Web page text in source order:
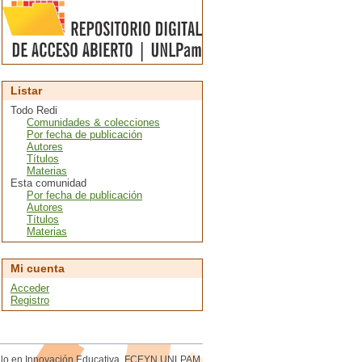
Listar
Todo Redi
Comunidades & colecciones
Por fecha de publicación
Autores
Títulos
Materias
Esta comunidad
Por fecha de publicación
Autores
Títulos
Materias
Mi cuenta
Acceder
Registro
en Innovación Educativa. FCEYN UNLPAM